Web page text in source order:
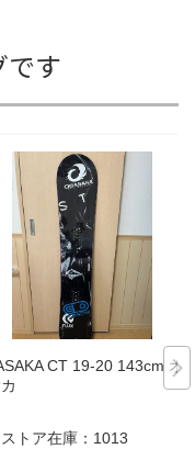
です
CT 19-20 143cm オ
トア在庫： 1013